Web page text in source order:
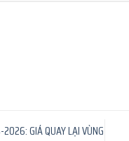
GIÁ QUAY LẠI VÙNG